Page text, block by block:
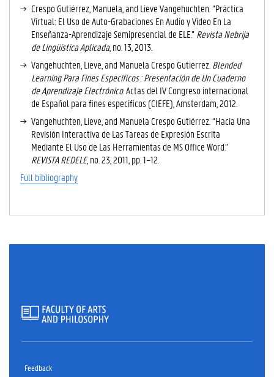
Crespo Gutiérrez, Manuela, and Lieve Vangehuchten. “Práctica
Virtual: El Uso de Auto-Grabaciones En Audio y Video En La
Enseñanza-Aprendizaje Semipresencial de ELE.”Revista Nebrija
de Lingüística Aplicada, no. 13, 2013.
Vangehuchten, Lieve, and Manuela Crespo Gutiérrez. Blended
Learning Para Fines Específicos : Presentación de Un Cuaderno
de Aprendizaje Electrónico. Actas del IV Congreso internacional
de Español para fines especificos (CIEFE), Amsterdam, 2012.
Vangehuchten, Lieve, and Manuela Crespo Gutiérrez. “Hacia Una
Revisión Interactiva de Las Tareas de Expresión Escrita
Mediante El Uso de Las Herramientas de MS Office Word.”
REVISTA REDELE, no. 23, 2011, pp. 1–12.
Full bibliography
Feedback